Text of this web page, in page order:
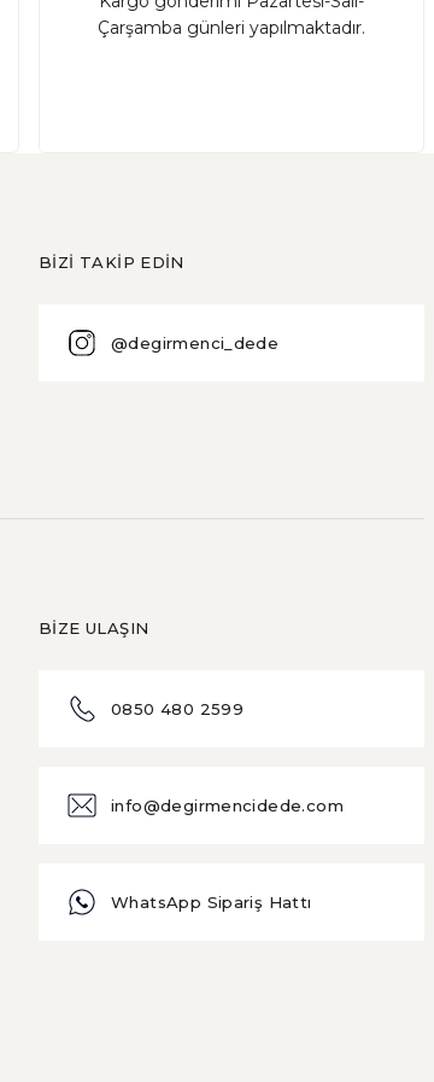
Çarşamba günleri yapılmaktadır.
BİZİ TAKİP EDİN
@degirmenci_dede
BİZE ULAŞIN
0850 480 2599
info@degirmencidede.com
WhatsApp Sipariş Hattı